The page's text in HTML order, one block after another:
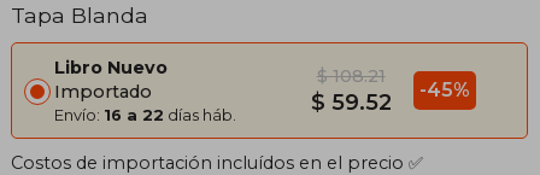
Tapa Blanda
Libro Nuevo
Importado
Envío: 16 a 22 días háb.
$ 108.21
$ 59.52 -45%
Costos de importación incluídos en el precio ✅